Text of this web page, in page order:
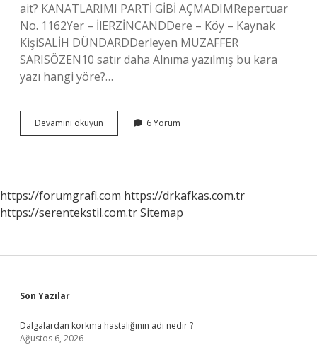
ait? KANATLARIMI PARTİ GİBİ AÇMADIMRepertuar
No. 1162Yer – İlERZİNCANDDere – Köy – Kaynak
KişiSALİH DÜNDARDDerleyen MUZAFFER
SARISÖZEN10 satır daha Alnıma yazılmış bu kara
yazı hangi yöre?…
Devamını okuyun
Gibi
6 Yorum
https://forumgrafi.com https://drkafkas.com.tr
https://serentekstil.com.trSitemap
Sidebar
Son Yazılar
Dalgalardan korkma hastalığının adı nedir ?
Ağustos 6, 2026